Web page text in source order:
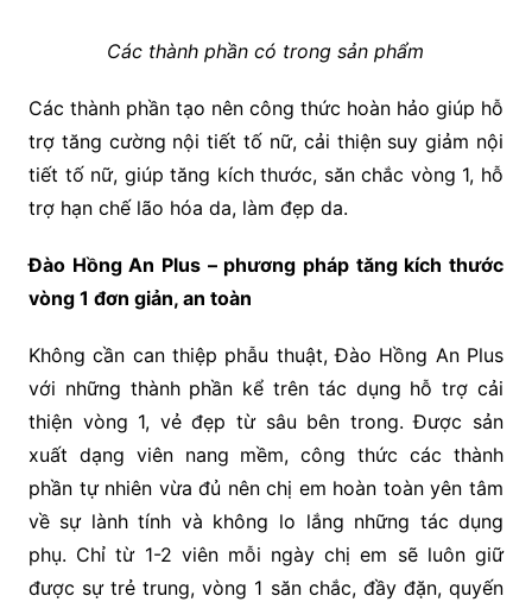
Các thành phần có trong sản phẩm
Các thành phần tạo nên công thức hoàn hảo giúp hỗ
trợ tăng cường nội tiết tố nữ, cải thiện suy giảm nội
tiết tố nữ, giúp tăng kích thước, săn chắc vòng 1, hỗ
trợ hạn chế lão hóa da, làm đẹp da.
Đào Hồng An Plus – phương pháp tăng kích thước
vòng 1 đơn giản, an toàn
Không cần can thiệp phẫu thuật, Đào Hồng An Plus
với những thành phần kể trên tác dụng hỗ trợ cải
thiện vòng 1, vẻ đẹp từ sâu bên trong. Được sản
xuất dạng viên nang mềm, công thức các thành
phần tự nhiên vừa đủ nên chị em hoàn toàn yên tâm
về sự lành tính và không lo lắng những tác dụng
phụ. Chỉ từ 1-2 viên mỗi ngày chị em sẽ luôn giữ
được sự trẻ trung, vòng 1 săn chắc, đầy đặn, quyến